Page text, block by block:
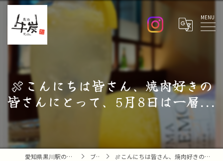
Menu
🍖こんにちは皆さん、焼肉好きの
皆さんにとって、5月8日は一層...
愛知県黒川駅の焼肉なら焼肉 牛炭 ブログ 🍖こんにちは皆さん、焼肉好きの皆さんにとって、5月8日は一層...